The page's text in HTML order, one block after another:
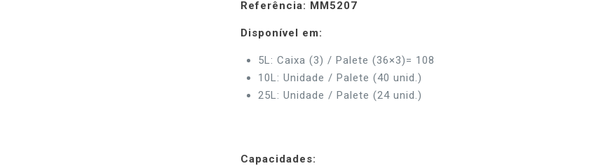
Referência: MM5207
Disponível em:
5L: Caixa (3) / Palete (36×3)= 108
10L: Unidade / Palete (40 unid.)
25L: Unidade / Palete (24 unid.)
Capacidades: